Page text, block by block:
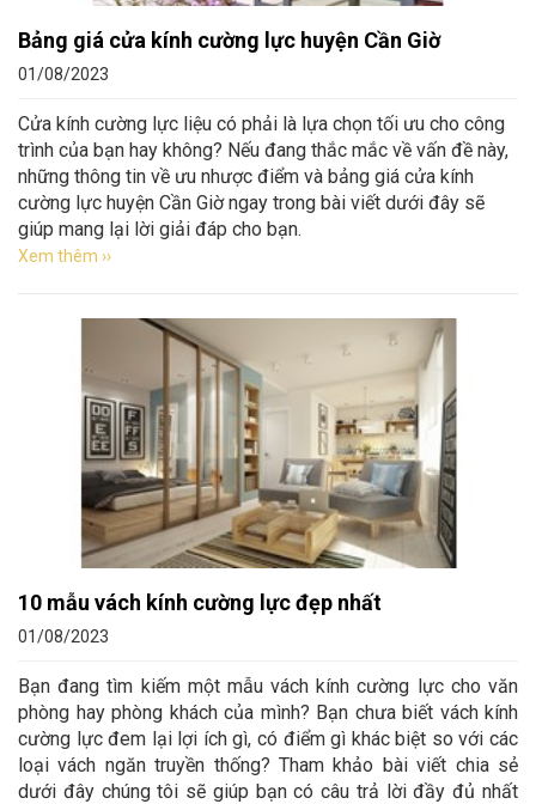
Bảng giá cửa kính cường lực huyện Cần Giờ
01/08/2023
Cửa kính cường lực liệu có phải là lựa chọn tối ưu cho công
trình của bạn hay không? Nếu đang thắc mắc về vấn đề này,
những thông tin về ưu nhược điểm và bảng giá cửa kính
cường lực huyện Cần Giờ ngay trong bài viết dưới đây sẽ
giúp mang lại lời giải đáp cho bạn.
Xem thêm ››
10 mẫu vách kính cường lực đẹp nhất
01/08/2023
Bạn đang tìm kiếm một mẫu vách kính cường lực cho văn
phòng hay phòng khách của mình? Bạn chưa biết vách kính
cường lực đem lại lợi ích gì, có điểm gì khác biệt so với các
loại vách ngăn truyền thống? Tham khảo bài viết chia sẻ
dưới đây chúng tôi sẽ giúp bạn có câu trả lời đầy đủ nhất